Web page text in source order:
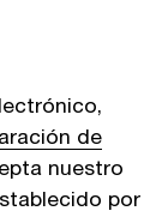
de
nuestro
por